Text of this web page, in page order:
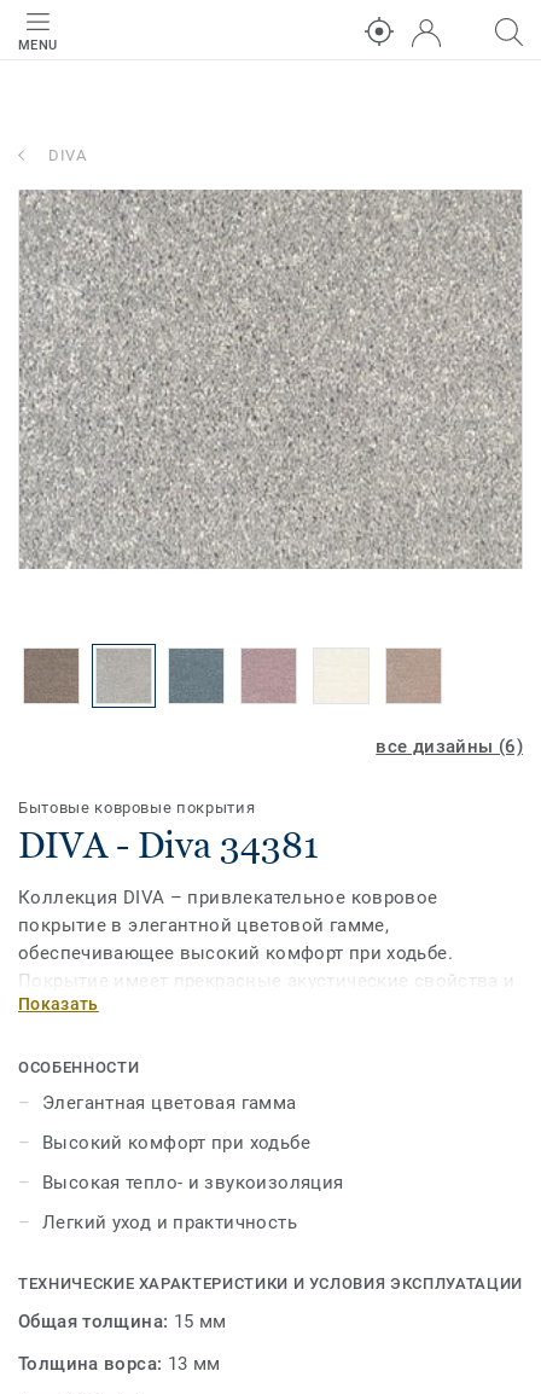
MENU
DIVA
все дизайны (6)
Бытовые ковровые покрытия
DIVA - Diva 34381
Коллекция DIVA – привлекательное ковровое
покрытие в элегантной цветовой гамме,
обеспечивающее высокий комфорт при ходьбе.
Покрытие имеет прекрасные акустические свойства и
отличается хорошей теплоизоляцией. Коллекция DIVA
Показать
ОСОБЕННОСТИ
Элегантная цветовая гамма
Высокий комфорт при ходьбе
Высокая тепло- и звукоизоляция
Легкий уход и практичность
ТЕХНИЧЕСКИЕ ХАРАКТЕРИСТИКИ И УСЛОВИЯ ЭКСПЛУАТАЦИИ
Общая толщина: 15 мм
Толщина ворса: 13 мм